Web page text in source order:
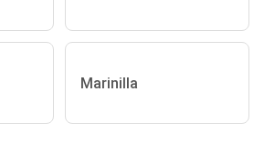
Marinilla